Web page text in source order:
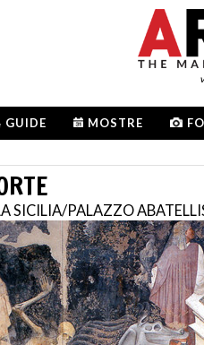
GUIDE MOSTRE
SICILIA/PALAZZO